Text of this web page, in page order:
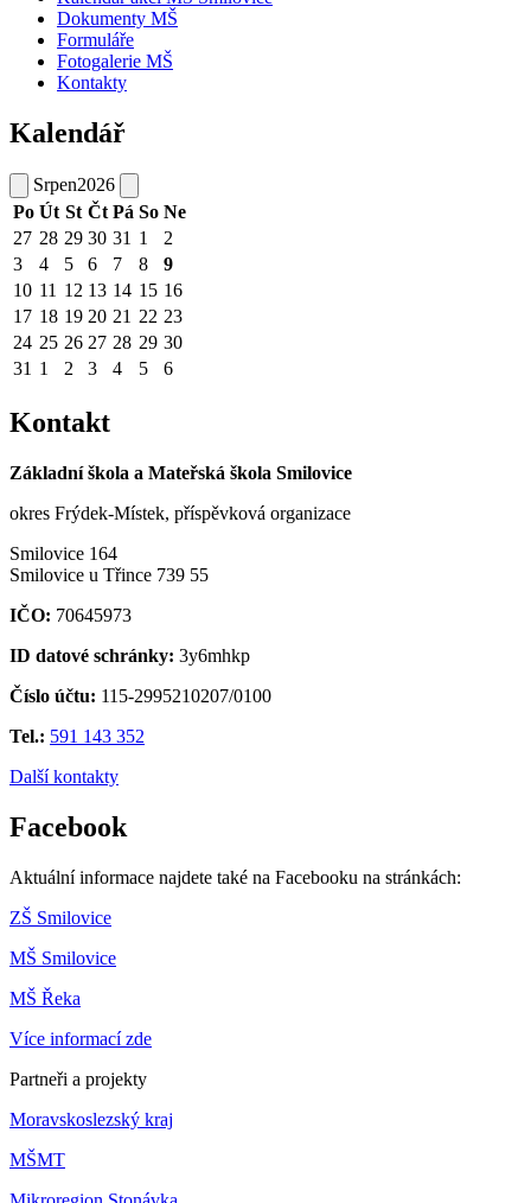
Dokumenty MŠ
Formuláře
Fotogalerie MŠ
Kontakty
Kalendář
Srpen2026
Po Út St Čt Pá So Ne
27 28 29 30 31 1
2
3
4 5 6 7 8
9
10 11 12 13 14 15 16
17 18 19 20 21 22 23
24 25 26 27 28 29 30
31 1 2 3 4 5 6
Kontakt
Základní škola a Mateřská škola Smilovice
okres Frýdek-Místek, příspěvková organizace
Smilovice 164
Smilovice u Třince 739 55
IČO: 70645973
ID datové schránky: 3y6mhkp
Číslo účtu: 115-2995210207/0100
Tel.: 591 143 352
Další kontakty
Facebook
Aktuální informace najdete také na Facebooku na stránkách:
ZŠ Smilovice
MŠ Smilovice
MŠ Řeka
Více informací zde
Partneři a projekty
Moravskoslezský kraj
MŠMT